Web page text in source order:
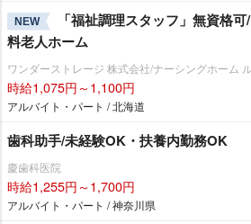
NEW
「福祉調理スタッフ」無資格
料老人ホーム
ワンダーストレージ 株式会社/ナーシングホーム
時給1,075円～1,100円
アルバイト・パート / 北海道
歯科助手/未経験OK・扶養内勤務OK
慶歯科医院
時給1,255円～1,700円
アルバイト・パート / 神奈川県